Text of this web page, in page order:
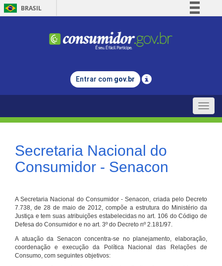
BRASIL
Comunica BR
Legislação
Entrar com gov.br
Toggle
Secretaria Nacional do
Consumidor - Senacon
A Secretaria Nacional do Consumidor - Senacon, criada pelo Decreto
7.738, de 28 de maio de 2012, compõe a estrutura do Ministério da
Justiça e tem suas atribuições estabelecidas no art. 106 do Código de
Defesa do Consumidor e no art. 3º do Decreto nº 2.181/97.
A atuação da Senacon concentra-se no planejamento, elaboração,
coordenação e execução da Política Nacional das Relações de
Consumo, com seguintes objetivos: